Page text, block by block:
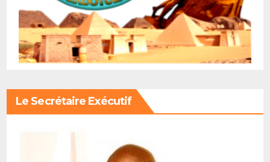
Le Secrétaire Exécutif